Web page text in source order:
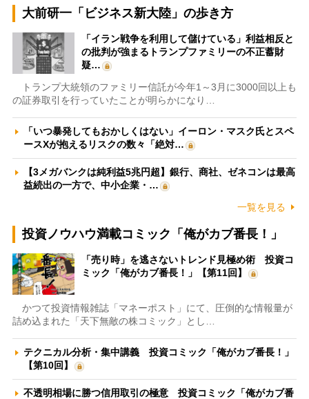
大前研一「ビジネス新大陸」の歩き方
「イラン戦争を利用して儲けている」利益相反と
の批判が強まるトランプファミリーの不正蓄財
疑…
トランプ大統領のファミリー信託が今年1～3月に3000回以上も
の証券取引を行っていたことが明らかになり…
「いつ暴発してもおかしくはない」イーロン・マスク氏とスペ
ースXが抱えるリスクの数々「絶対…
【3メガバンクは純利益5兆円超】銀行、商社、ゼネコンは最高
益続出の一方で、中小企業・…
一覧を見る
投資ノウハウ満載コミック「俺がカブ番長！」
「売り時」を逃さないトレンド見極め術 投資コ
ミック「俺がカブ番長！」【第11回】
かつて投資情報雑誌「マネーポスト」にて、圧倒的な情報量が
詰め込まれた「天下無敵の株コミック」とし…
テクニカル分析・集中講義 投資コミック「俺がカブ番長！」
【第10回】
不透明相場に勝つ信用取引の極意 投資コミック「俺がカブ番